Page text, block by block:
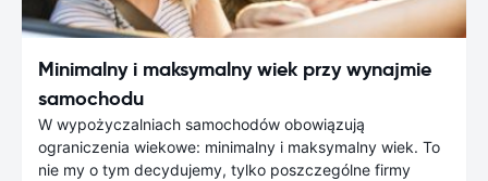
Minimalny i maksymalny wiek przy wynajmie
samochodu
W wypożyczalniach samochodów obowiązują
ograniczenia wiekowe: minimalny i maksymalny wiek. To
nie my o tym decydujemy, tylko poszczególne firmy